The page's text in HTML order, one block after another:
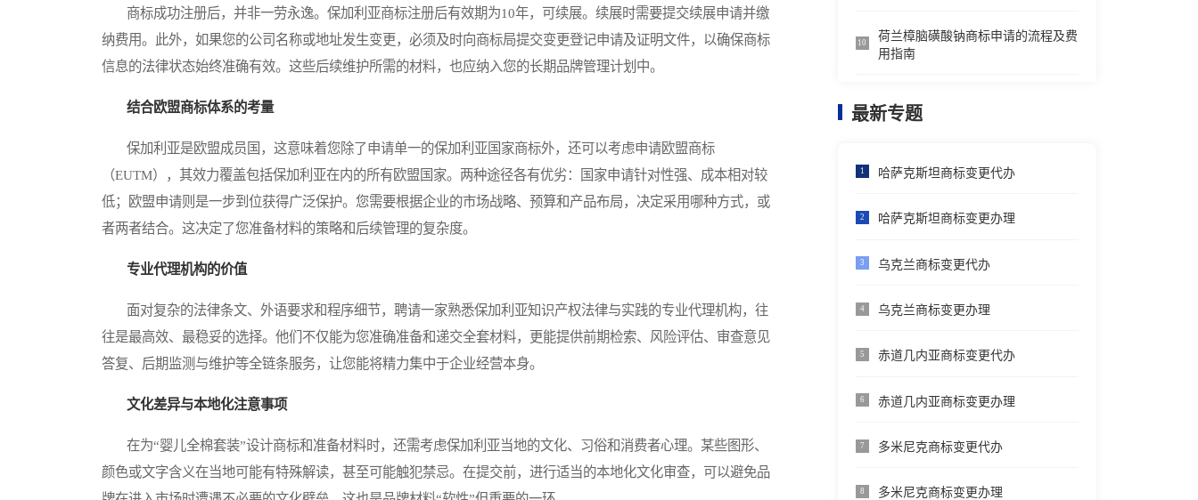
商标成功注册后，并非一劳永逸。保加利亚商标注册后有效期为10年，可续展。续展时需要提交续展申请并缴
纳费用。此外，如果您的公司名称或地址发生变更，必须及时向商标局提交变更登记申请及证明文件，以确保商标
信息的法律状态始终准确有效。这些后续维护所需的材料，也应纳入您的长期品牌管理计划中。
结合欧盟商标体系的考量
保加利亚是欧盟成员国，这意味着您除了申请单一的保加利亚国家商标外，还可以考虑申请欧盟商标
（EUTM），其效力覆盖包括保加利亚在内的所有欧盟国家。两种途径各有优劣：国家申请针对性强、成本相对较
低；欧盟申请则是一步到位获得广泛保护。您需要根据企业的市场战略、预算和产品布局，决定采用哪种方式，或
者两者结合。这决定了您准备材料的策略和后续管理的复杂度。
专业代理机构的价值
面对复杂的法律条文、外语要求和程序细节，聘请一家熟悉保加利亚知识产权法律与实践的专业代理机构，往
往是最高效、最稳妥的选择。他们不仅能为您准确准备和递交全套材料，更能提供前期检索、风险评估、审查意见
答复、后期监测与维护等全链条服务，让您能将精力集中于企业经营本身。
文化差异与本地化注意事项
在为“婴儿全棉套装”设计商标和准备材料时，还需考虑保加利亚当地的文化、习俗和消费者心理。某些图形、
颜色或文字含义在当地可能有特殊解读，甚至可能触犯禁忌。在提交前，进行适当的本地化文化审查，可以避免品
10
荷兰樟脑磺酸钠商标申请的流程及费
用指南
最新专题
1 哈萨克斯坦商标变更代办
2 哈萨克斯坦商标变更办理
3 乌克兰商标变更代办
4 乌克兰商标变更办理
5 赤道几内亚商标变更代办
6 赤道几内亚商标变更办理
7 多米尼克商标变更代办
8 多米尼克商标变更办理